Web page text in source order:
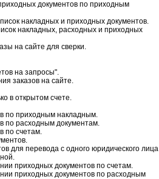
документов по приходным
накладных и приходных документов.
накладных, расходных и приходных
на сайте для сверки.
на запросы".
заказов на сайте.
в открытом счете.
по приходным накладным.
по расходным документам.
по счетам.
для перевода с одного юридического лица
приходных документов по счетам.
приходных документов по расходным